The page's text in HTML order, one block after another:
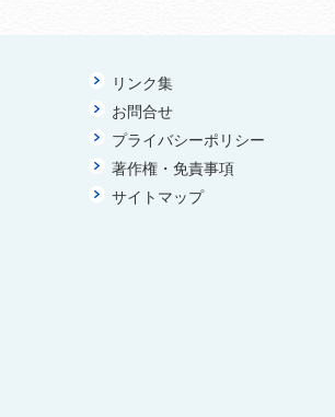
リンク集
お問合せ
プライバシーポリシー
著作権・免責事項
サイトマップ